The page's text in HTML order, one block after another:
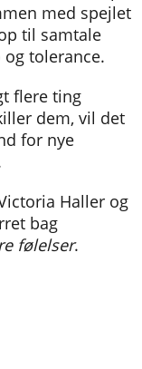
med spejlet
til samtale
tolerance.
flere ting
dem, vil det
for nye
Haller og
bag
følelser.